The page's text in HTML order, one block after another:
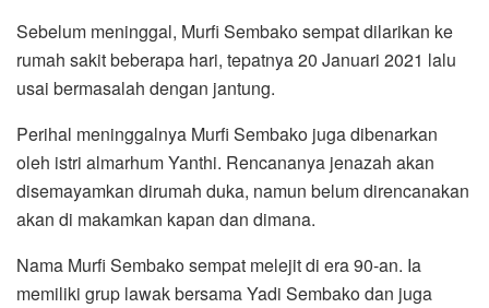
Sebelum meninggal, Murfi Sembako sempat dilarikan ke
rumah sakit beberapa hari, tepatnya 20 Januari 2021 lalu
usai bermasalah dengan jantung.
Perihal meninggalnya Murfi Sembako juga dibenarkan
oleh istri almarhum Yanthi. Rencananya jenazah akan
disemayamkan dirumah duka, namun belum direncanakan
akan di makamkan kapan dan dimana.
Nama Murfi Sembako sempat melejit di era 90-an. Ia
memiliki grup lawak bersama Yadi Sembako dan juga